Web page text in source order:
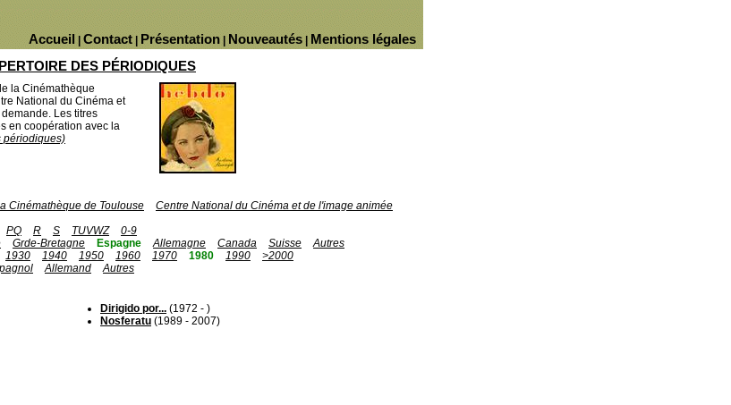
Mentions légales
Nouveautés
Présentation
Contact
Accueil
DES PÉRIODIQUES
la Cinémathèque
National du Cinéma et
Les titres
en coopération avec la
périodiques)
Cinémathèque de Toulouse
Centre National du Cinéma et de l'image animée
PQ R S TUVWZ
0-9
Grde-Bretagne Espagne Allemagne Canada Suisse
Autres
1930 1940 1950 1960 1970 1980 1990
>2000
Allemand
Autres
Dirigido por... (1972 - )
Nosferatu (1989 - 2007)